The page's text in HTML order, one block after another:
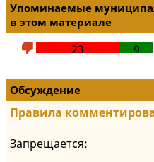
Упоминаемые
в этом материале
23 9
Обсуждение
Правила
Запрещается: